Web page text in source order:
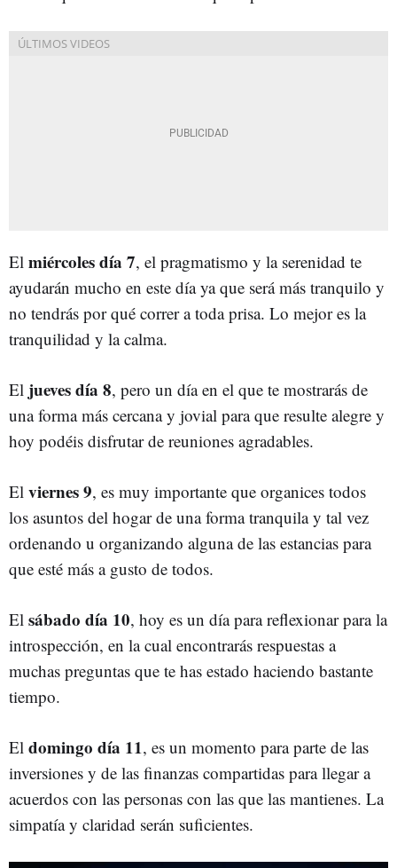
El miércoles día 7, el pragmatismo y la serenidad te
ayudarán mucho en este día ya que será más tranquilo y
no tendrás por qué correr a toda prisa. Lo mejor es la
tranquilidad y la calma.
El jueves día 8, pero un día en el que te mostrarás de
una forma más cercana y jovial para que resulte alegre y
hoy podéis disfrutar de reuniones agradables.
El viernes 9, es muy importante que organices todos
los asuntos del hogar de una forma tranquila y tal vez
ordenando u organizando alguna de las estancias para
que esté más a gusto de todos.
El sábado día 10, hoy es un día para reflexionar para la
introspección, en la cual encontrarás respuestas a
muchas preguntas que te has estado haciendo bastante
tiempo.
El domingo día 11, es un momento para parte de las
inversiones y de las finanzas compartidas para llegar a
acuerdos con las personas con las que las mantienes. La
simpatía y claridad serán suficientes.